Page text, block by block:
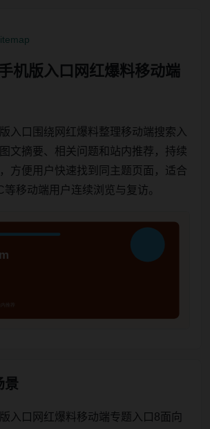
机版入口网红爆料移动端
入口围绕网红爆料整理移动端搜索入
文摘要、相关问题和站内推荐，持续
方便用户快速找到同主题页面，适合
等移动端用户连续浏览与复访。
景
入口网红爆料移动端专题入口8面向